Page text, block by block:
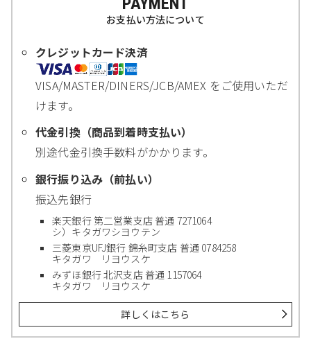
お支払い方法について
クレジットカード決済
VISA/MASTER/DINERS/JCB/AMEX をご使用いただ
けます。
代金引換（商品到着時支払い）
別途代金引換手数料がかかります。
銀行振り込み（前払い）
振込先銀行
楽天銀行 第二営業支店 普通 7271064
シ）キタガワシヨウテン
三菱東京UFJ銀行 錦糸町支店 普通 0784258
キタガワ リヨウスケ
みずほ銀行 北沢支店 普通 1157064
キタガワ リヨウスケ
詳しくはこちら